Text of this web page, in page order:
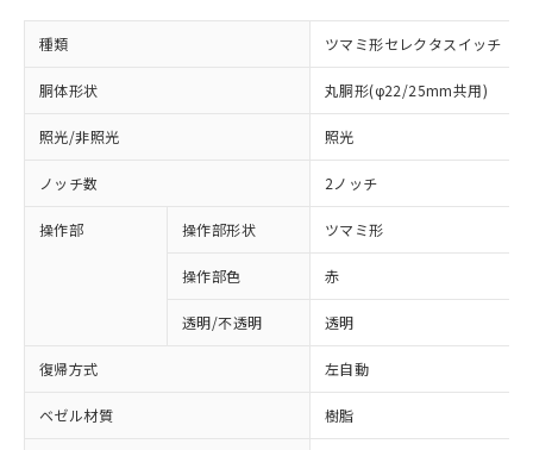
種類 ツマミ形セレクタスイッチ
胴体形状 丸胴形(φ22/25mm共用)
照光/非照光 照光
ノッチ数 2ノッチ
操作部 操作部形状 ツマミ形
操作部色 赤
透明/不透明 透明
復帰方式 左自動
ベゼル材質 樹脂